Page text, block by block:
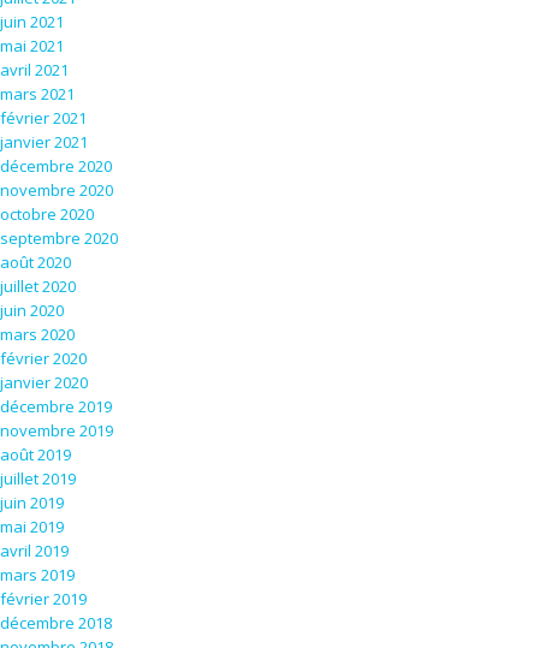
juin 2021
mai 2021
avril 2021
mars 2021
février 2021
janvier 2021
décembre 2020
novembre 2020
octobre 2020
septembre 2020
août 2020
juillet 2020
juin 2020
mars 2020
février 2020
janvier 2020
décembre 2019
novembre 2019
août 2019
juillet 2019
juin 2019
mai 2019
avril 2019
mars 2019
février 2019
décembre 2018